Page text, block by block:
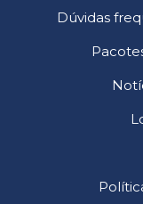
Dúvidas